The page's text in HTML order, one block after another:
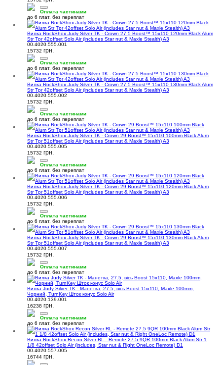
Оплата частинами
до 6 плат. без переплат
Вилка RockShox Judy Silver TK - Crown 27.5 Boost™ 15x110 120mm Black Alum
Str Tpr 42offset Solo Air (includes Star nut & Maxle Stealth) A3
00.4020.555.001
15732 грн.
Оплата частинами
до 6 плат. без переплат
Вилка RockShox Judy Silver TK - Crown 27.5 Boost™ 15x110 130mm Black Alum
Str Tpr 42offset Solo Air (includes Star nut & Maxle Stealth) A3
00.4020.555.002
15732 грн.
Оплата частинами
до 6 плат. без переплат
Вилка RockShox Judy Silver TK - Crown 29 Boost™ 15x110 100mm Black Alum
Str Tpr 51offset Solo Air (includes Star nut & Maxle Stealth) A3
00.4020.555.005
15732 грн.
Оплата частинами
до 6 плат. без переплат
Вилка RockShox Judy Silver TK - Crown 29 Boost™ 15x110 120mm Black Alum
Str Tpr 51offset Solo Air (includes Star nut & Maxle Stealth) A3
00.4020.555.006
15732 грн.
Оплата частинами
до 6 плат. без переплат
Вилка RockShox Judy Silver TK - Crown 29 Boost™ 15x110 130mm Black Alum
Str Tpr 51offset Solo Air (includes Star nut & Maxle Stealth) A3
00.4020.555.007
15732 грн.
Оплата частинами
до 6 плат. без переплат
Вилка Judy Silver TK - Манетка, 27.5, вісь Boost 15x110, Maxle 100mm,
Чорний, TurnKey Шток конус Solo Air
00.4020.139.001
16238 грн.
Оплата частинами
до 6 плат. без переплат
Вилка RockShox Recon Silver RL - Remote 27.5 9QR 100mm Black Alum Str 1
1/8 42offset Solo Air (includes, Star nut & Right OneLoc Remote) D1
00.4020.557.005
16744 грн.